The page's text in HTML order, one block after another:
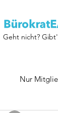
Geht nicht?
Nur